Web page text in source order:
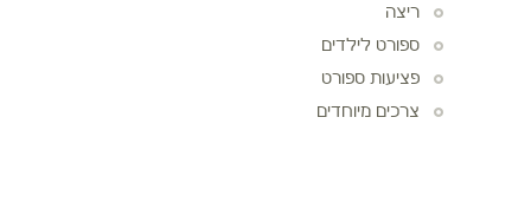
ריצה
ספורט לילדים
פציעות ספורט
צרכים מיוחדים